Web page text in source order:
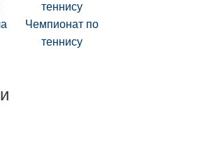
Чемпионат по
теннису